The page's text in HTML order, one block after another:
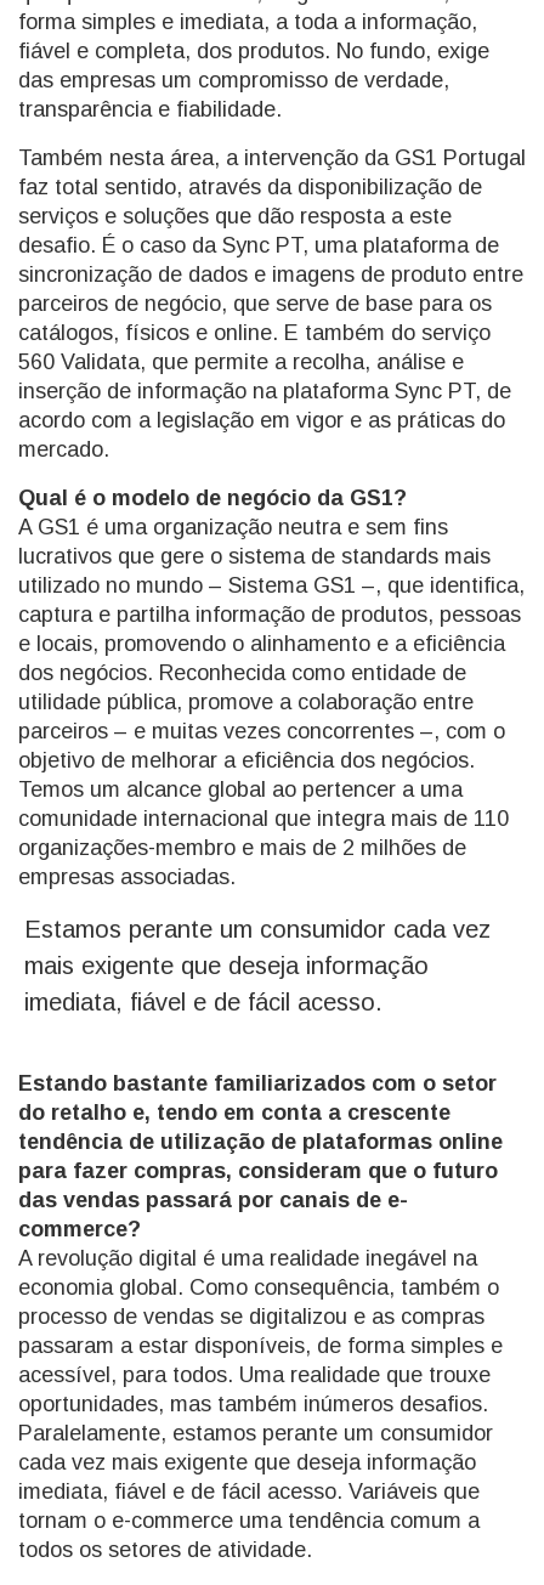
forma simples e imediata, a toda a informação,
fiável e completa, dos produtos. No fundo, exige
das empresas um compromisso de verdade,
transparência e fiabilidade.
Também nesta área, a intervenção da GS1 Portugal
faz total sentido, através da disponibilização de
serviços e soluções que dão resposta a este
desafio. É o caso da Sync PT, uma plataforma de
sincronização de dados e imagens de produto entre
parceiros de negócio, que serve de base para os
catálogos, físicos e online. E também do serviço
560 Validata, que permite a recolha, análise e
inserção de informação na plataforma Sync PT, de
acordo com a legislação em vigor e as práticas do
mercado.
Qual é o modelo de negócio da GS1?
A GS1 é uma organização neutra e sem fins
lucrativos que gere o sistema de standards mais
utilizado no mundo – Sistema GS1 –, que identifica,
captura e partilha informação de produtos, pessoas
e locais, promovendo o alinhamento e a eficiência
dos negócios. Reconhecida como entidade de
utilidade pública, promove a colaboração entre
parceiros – e muitas vezes concorrentes –, com o
objetivo de melhorar a eficiência dos negócios.
Temos um alcance global ao pertencer a uma
comunidade internacional que integra mais de 110
organizações-membro e mais de 2 milhões de
empresas associadas.
Estamos perante um consumidor cada vez
mais exigente que deseja informação
imediata, fiável e de fácil acesso.
Estando bastante familiarizados com o setor
do retalho e, tendo em conta a crescente
tendência de utilização de plataformas online
para fazer compras, consideram que o futuro
das vendas passará por canais de e-
commerce?
A revolução digital é uma realidade inegável na
economia global. Como consequência, também o
processo de vendas se digitalizou e as compras
passaram a estar disponíveis, de forma simples e
acessível, para todos. Uma realidade que trouxe
oportunidades, mas também inúmeros desafios.
Paralelamente, estamos perante um consumidor
cada vez mais exigente que deseja informação
imediata, fiável e de fácil acesso. Variáveis que
tornam o e-commerce uma tendência comum a
todos os setores de atividade.